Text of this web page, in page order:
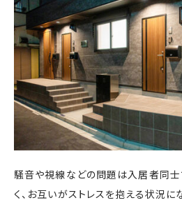
騒音や視線などの問題は入居者同士
く、お互いがストレスを抱える状況に